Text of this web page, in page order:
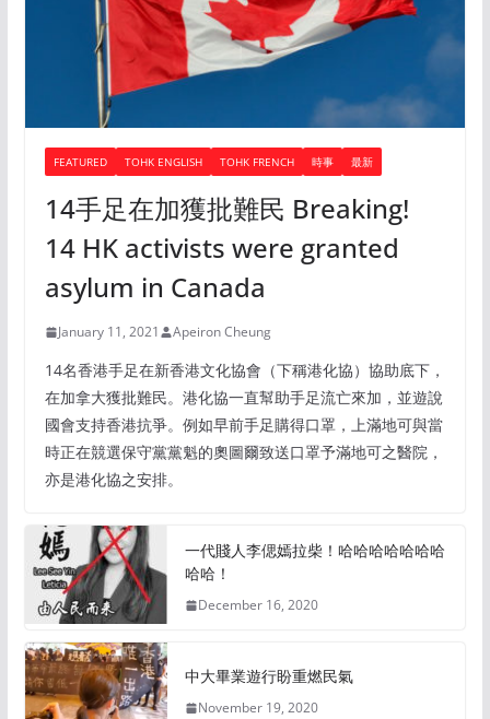
FEATURED TOHK ENGLISH TOHK FRENCH 時事 最新
14手足在加獲批難民 Breaking!
14 HK activists were granted
asylum in Canada
January 11, 2021 Apeiron Cheung
14名香港手足在新香港文化協會（下稱港化協）協助底下，
在加拿大獲批難民。港化協一直幫助手足流亡來加，並遊說
國會支持香港抗爭。例如早前手足購得口罩，上滿地可與當
時正在競選保守黨黨魁的奧圖爾致送口罩予滿地可之醫院，
亦是港化協之安排。
一代賤人李偲嫣拉柴！哈哈哈哈哈哈哈
哈哈！
December 16, 2020
中大畢業遊行盼重燃民氣
November 19, 2020